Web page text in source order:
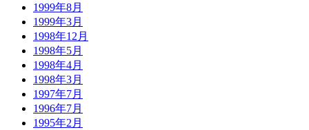
1999年8月
1999年3月
1998年12月
1998年5月
1998年4月
1998年3月
1997年7月
1996年7月
1995年2月